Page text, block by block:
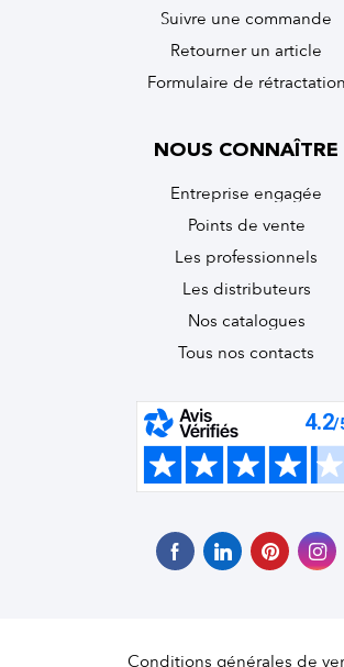
Suivre une commande
Retourner un article
Formulaire de rétractation
NOUS CONNAÎTRE
Entreprise engagée
Points de vente
Les professionnels
Les distributeurs
Nos catalogues
Tous nos contacts
Conditions générales de